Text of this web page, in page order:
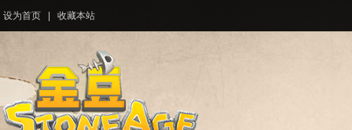
设为首页 收藏本站